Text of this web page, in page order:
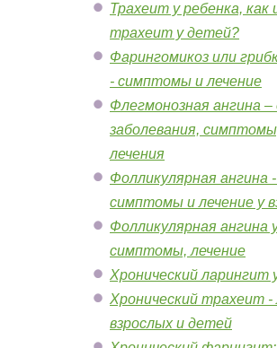
Трахеит у ребенка, как
трахеит у детей?
Фарингомикоз или
- симптомы и лечение
Флегмонозная ангина
заболевания,
лечения
Фолликулярная ангина
симптомы и лечение у
Фолликулярная ангина
симптомы, лечение
Хронический ларингит
Хронический трахеит -
взрослых и детей